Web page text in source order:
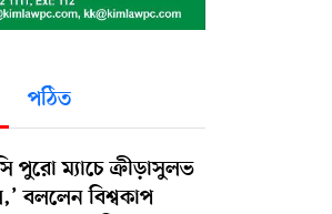
পঠিত
পুরো ম্যাচে ক্রীড়াসুলভ
বললেন বিশ্বকাপ